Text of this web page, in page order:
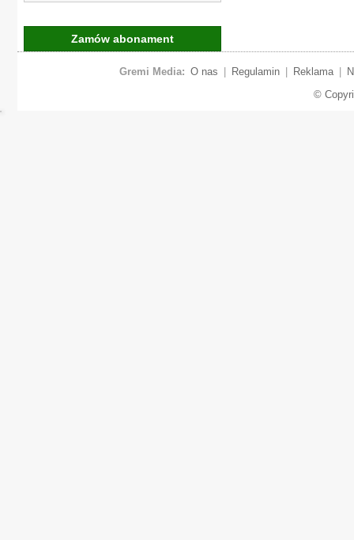
Zamów abonament
Gremi Media: O nas Regulamin Reklama
©